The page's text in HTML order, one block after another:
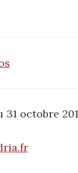
31 octobre